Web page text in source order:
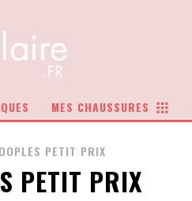
MES CHAUSSURES
PETIT PRIX
PETIT PRIX